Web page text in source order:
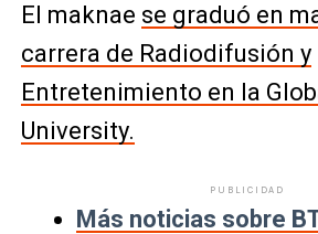
El maknae se graduó en
carrera de Radiodifusión y
Entretenimiento en la
University.
PUBLICIDAD
Más noticias sobre